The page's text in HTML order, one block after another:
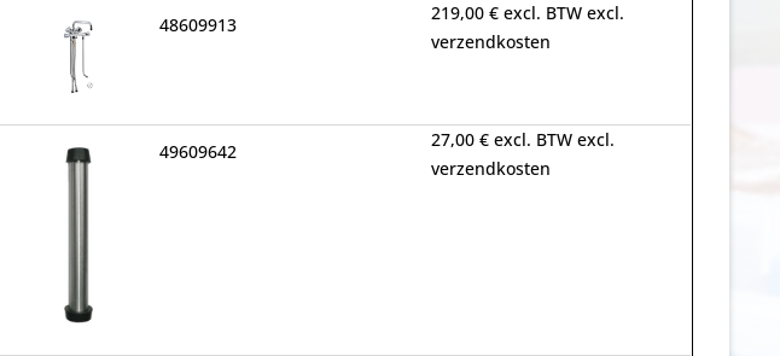
48609913
219,00 € excl. BTW excl.
verzendkosten
49609642
27,00 € excl. BTW excl.
verzendkosten